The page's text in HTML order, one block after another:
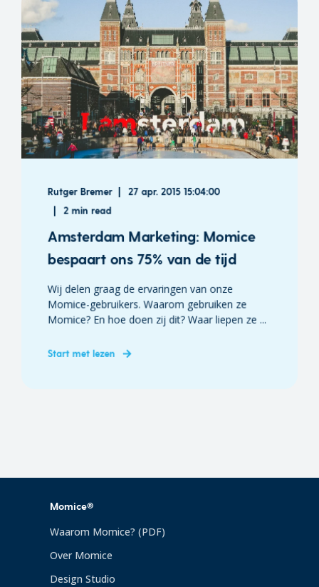
Rutger Bremer 27 apr. 2015 15:04:00
2 min read
Amsterdam Marketing: Momice
bespaart ons 75% van de tijd
Wij delen graag de ervaringen van onze
Momice-gebruikers. Waarom gebruiken ze
Momice? En hoe doen zij dit? Waar liepen ze ...
Start met lezen
Momice®
Waarom Momice? (PDF)
Over Momice
Design Studio